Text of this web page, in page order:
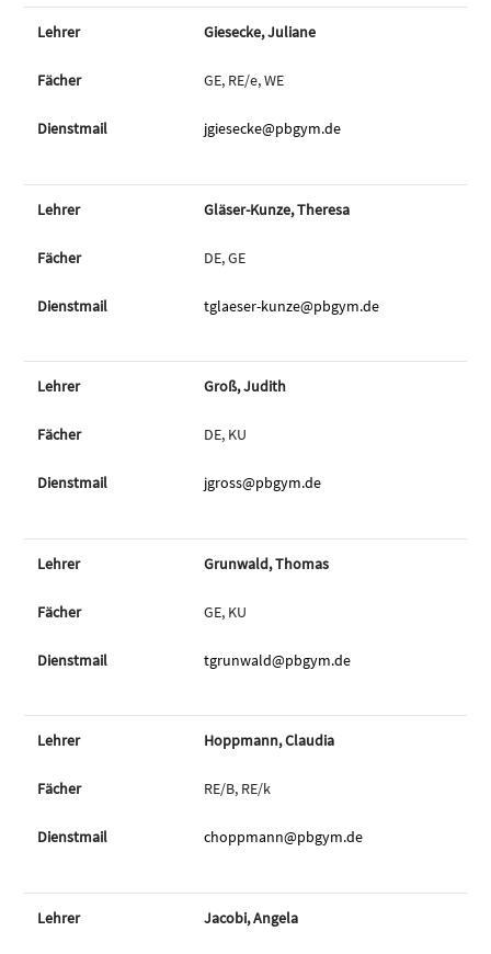
Giesecke, Juliane
GE, RE/e, WE
jgiesecke@pbgym.de
Gläser-Kunze, Theresa
DE, GE
tglaeser-kunze@pbgym.de
Groß, Judith
DE, KU
jgross@pbgym.de
Grunwald, Thomas
GE, KU
tgrunwald@pbgym.de
Hoppmann, Claudia
RE/B, RE/k
choppmann@pbgym.de
Jacobi, Angela